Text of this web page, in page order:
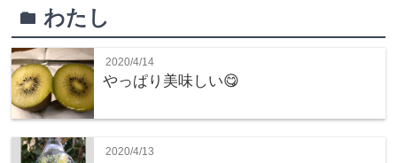
folderわたし
2020/4/14
やっぱり美味しい😋
2020/4/13